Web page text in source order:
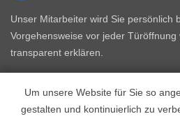
Um unsere Website für Sie so
gestalten und kontinuierlich zu
Unser Mitarbeiter wird Sie persönlich
Vorgehensweise vor jeder Türöffnung
transparent erklären.